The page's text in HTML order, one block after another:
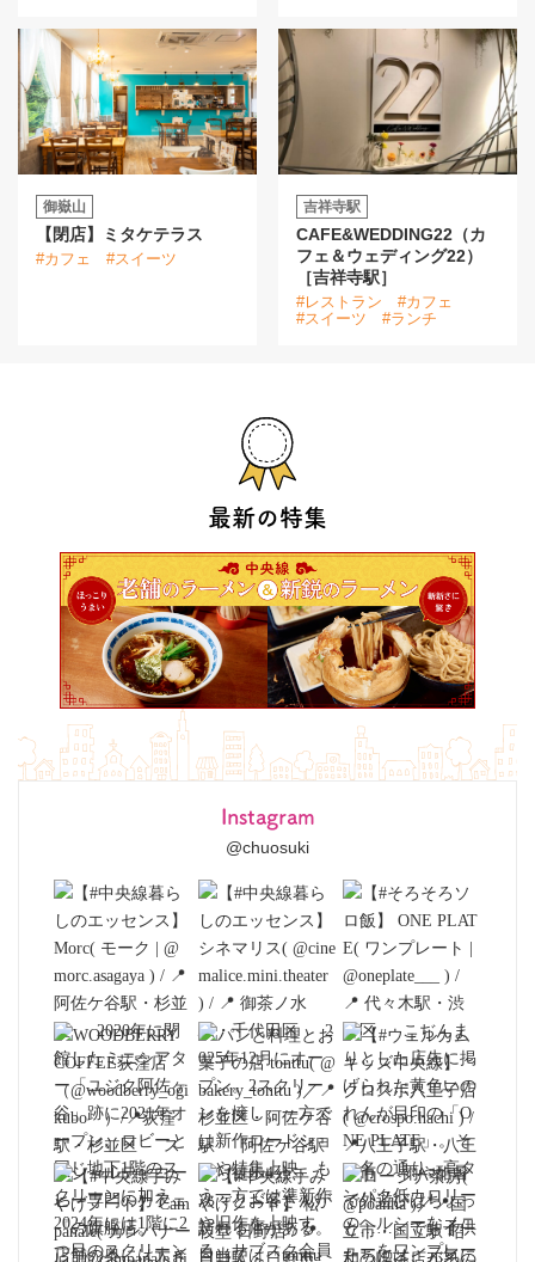
最新の特集
Instagram
@chuosuki
御嶽山
【閉店】ミタケテラス
#カフェ #スイーツ
吉祥寺駅
CAFE&WEDDING22（カ
フェ＆ウェディング22）
［吉祥寺駅］
#レストラン
#カフェ
#スイーツ
#ランチ